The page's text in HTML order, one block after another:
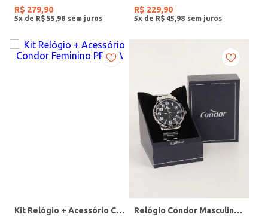
R$ 279,90
5x de R$ 55 98
R$ 229,90
5x de R$ 45 98
Kit Relógio + Acessório Condor Feminino PRATA Relógio Condor Masculino PRATA